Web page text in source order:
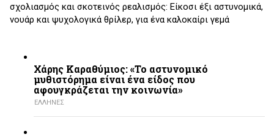
σχολιασμός και σκοτεινός ρεαλισμός: Είκοσι έξι αστυνομικά,
νουάρ και ψυχολογικά θρίλερ, για ένα καλοκαίρι γεμά
Χάρης Καραθύμιος: «Το αστυνομικό
μυθιστόρημα είναι ένα είδος που
αφουγκράζεται την κοινωνία»
ΕΛΛΗΝΕΣ